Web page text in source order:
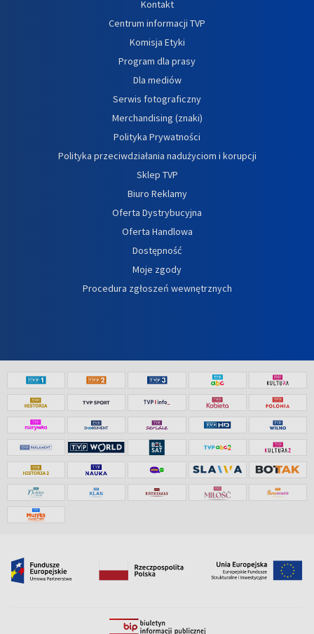
Kontakt
Centrum informacji TVP
Komisja Etyki
Program dla prasy
Dla mediów
Serwis fotograficzny
Merchandising (znaki)
Polityka Prywatności
Polityka przeciwdziałania nadużyciom i korupcji
Sklep TVP
Biuro Reklamy
Oferta Dystrybucyjna
Oferta Handlowa
Dostępność
Moje zgody
Procedura zgłoszeń wewnętrznych